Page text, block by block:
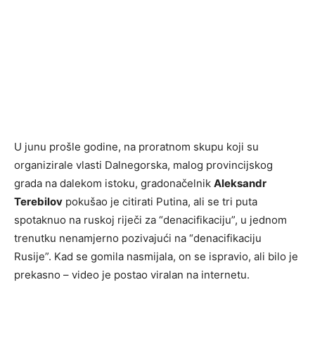
U junu prošle godine, na proratnom skupu koji su
organizirale vlasti Dalnegorska, malog provincijskog
grada na dalekom istoku, gradonačelnik Aleksandr
Terebilov pokušao je citirati Putina, ali se tri puta
spotaknuo na ruskoj riječi za “denacifikaciju”, u jednom
trenutku nenamjerno pozivajući na “denacifikaciju
Rusije”. Kad se gomila nasmijala, on se ispravio, ali bilo je
prekasno – video je postao viralan na internetu.